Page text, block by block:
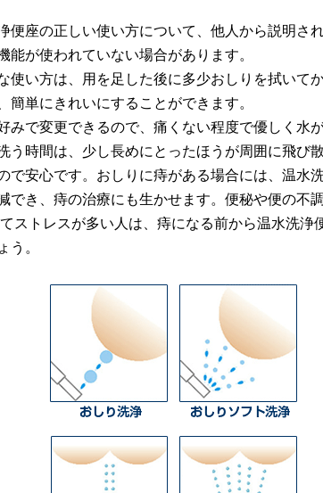
便座の正しい使い方について、他人から説明さ
能が使われていない場合があります。
使い方は、用を足した後に多少おしりを拭いて
簡単にきれいにすることができます。
みで変更できるので、痛くない程度で優しく水
う時間は、少し長めにとったほうが周囲に飛び
で安心です。おしりに痔がある場合には、温水
でき、痔の治療にも生かせます。便秘や便の不
ストレスが多い人は、痔になる前から温水洗浄
う。